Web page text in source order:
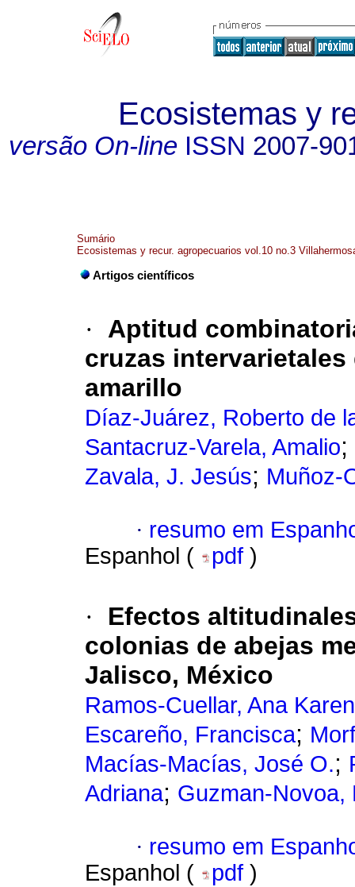
Ecosistemas y
versão On-line ISSN 2007-
Sumário
Ecosistemas y recur. agropecuarios vol.10 no.3
Artigos científicos
·
Aptitud
cruzas
amarillo
Díaz-Juárez, Roberto de
Santacruz-Varela, Amalio;
Zavala, J. Jesús; Muñoz-
· resumo em
Espanhol (
pdf )
·
Efectos
colonias de abejas
Jalisco, México
Ramos-Cuellar, Ana Karen
Escareño, Francisca;
Macías-Macías, José O.;
Adriana; Guzman-Novoa,
· resumo em
Espanhol (
pdf )